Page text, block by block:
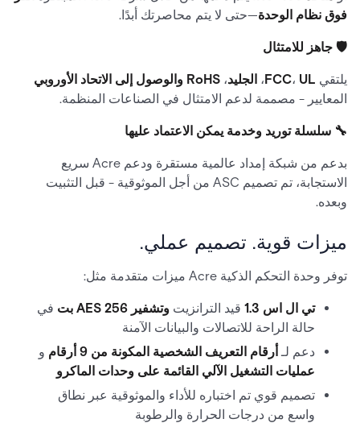
فوق نظام الوحدة—حتى لا يتم محاصرتك أبدًا.
🛡 جاهز للامتثال
يلتقي FCC، UL ، الجليد، RoHS والوصول إلى الاتحاد الأوروبي
المعايير - مصممة لدعم الامتثال في الصناعات المنظمة.
🔧 سلسلة توريد وخدمة يمكن الاعتماد عليها
بدعم من شبكة إمداد عالمية مستقرة ودعم Acre سريع
الاستجابة، تم تصميم ASC من أجل الموثوقية - قبل التثبيت
وبعده.
ميزات قوية. تصميم عملي.
توفر وحدة التحكم الذكية Acre ميزات متقدمة مثل:
تي ال اس 1.3 قيد الترانزيت وتشفير AES 256 بت
في
حالة الراحة للاتصالات والبيانات الآمنة
دعم لـ أرقام التعريف الشخصية المكونة من 9 أرقام
و
عمليات التشغيل الآلي القائمة على وحدات الماكرو
تصميم قوي تم اختباره للأداء والموثوقية عبر نطاق
واسع من درجات الحرارة والرطوبة